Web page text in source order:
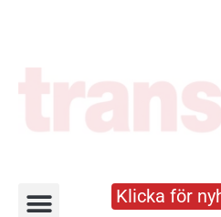
Klicka för